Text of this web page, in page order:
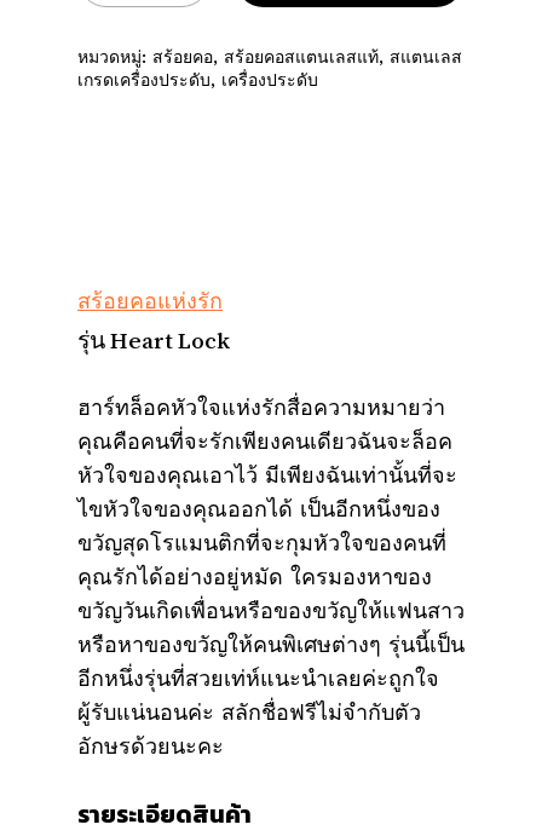
หมวดหมู่: สร้อยคอ, สร้อยคอสแตนเลสแท้, สแตนเลส
เกรดเครื่องประดับ, เครื่องประดับ
สร้อยคอแห่งรัก
รุ่น Heart Lock
ฮาร์ทล็อคหัวใจแห่งรักสื่อความหมายว่า
คุณคือคนที่จะรักเพียงคนเดียวฉันจะล็อค
หัวใจของคุณเอาไว้ มีเพียงฉันเท่านั้นที่จะ
ไขหัวใจของคุณออกได้ เป็นอีกหนึ่งของ
ขวัญสุดโรแมนติกที่จะกุมหัวใจของคนที่
คุณรักได้อย่างอยู่หมัด ใครมองหาของ
ขวัญวันเกิดเพื่อนหรือของขวัญให้แฟนสาว
หรือหาของขวัญให้คนพิเศษต่างๆ รุ่นนี้เป็น
อีกหนึ่งรุ่นที่สวยเท่ห์แนะนำเลยค่ะถูกใจ
ผู้รับแน่นอนค่ะ สลักชื่อฟรีไม่จำกับตัว
อักษรด้วยนะคะ
รายระเอียดสินค้า